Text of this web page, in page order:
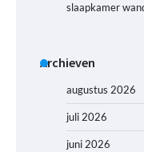
slaapkamer
Archieven
augustus 2026
juli 2026
juni 2026